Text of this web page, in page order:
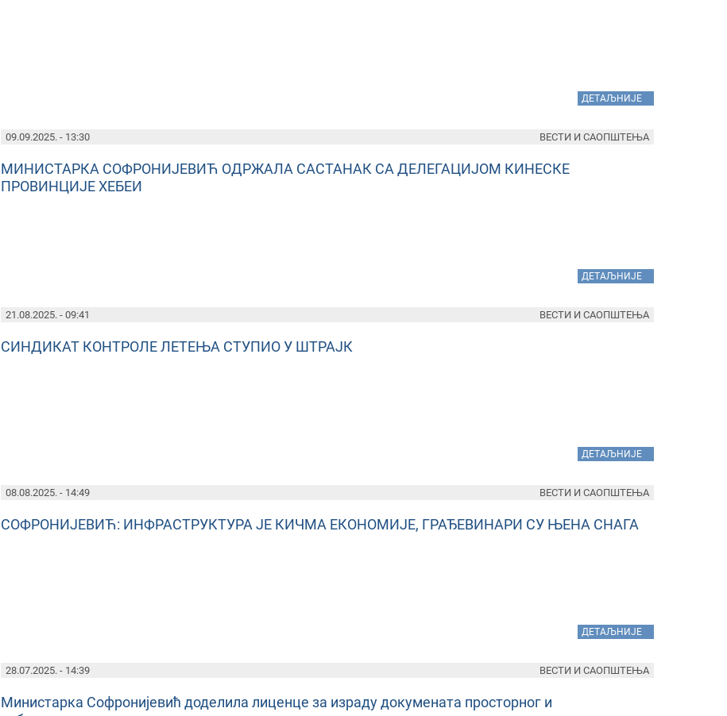
ДЕТАЉНИЈЕ
09.09.2025. - 13:30
МИНИСТАРКА СОФРОНИЈЕВИЋ ОДРЖАЛА САСТАНАК СА ДЕЛЕГАЦИЈОМ КИНЕСКЕ
ПРОВИНЦИЈЕ ХЕБЕИ
ДЕТАЉНИЈЕ
ВЕСТИ И САОПШТЕЊА
21.08.2025. - 09:41
СИНДИКАТ КОНТРОЛЕ ЛЕТЕЊА СТУПИО У ШТРАЈК
ДЕТАЉНИЈЕ
ВЕСТИ И САОПШТЕЊА
08.08.2025. - 14:49
СОФРОНИЈЕВИЋ: ИНФРАСТРУКТУРА ЈЕ КИЧМА ЕКОНОМИЈЕ, ГРАЂЕВИНАРИ СУ ЊЕНА СНАГА
ДЕТАЉНИЈЕ
ВЕСТИ И САОПШТЕЊА
28.07.2025. - 14:39
Министарка Софронијевић доделила лиценце за израду докумената просторног и
ВЕСТИ И САОПШТЕЊА